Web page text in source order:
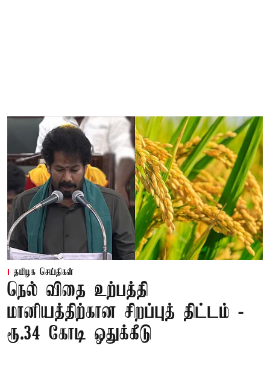
தமிழக செய்திகள்
நெல் விதை உற்பத்தி
மானியத்திற்கான சிறப்புத் திட்டம் -
ரூ.34 கோடி ஒதுக்கீடு